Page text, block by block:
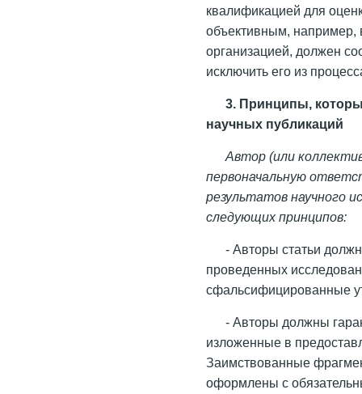
квалификацией для
объективным, например,
организацией, должен
исключить его из
3. Принципы,
научных публикаций
Автор (или
первоначальную
результатов научного
следующих принципов:
- Авторы статьи
проведенных
сфальсифицированные
- Авторы должны
изложенные в
Заимствованные
оформлены с